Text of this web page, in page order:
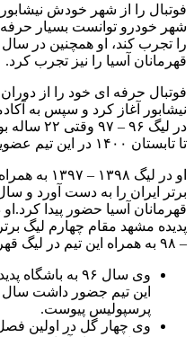
فوتبال را از شهر خودش نیشابور
شهر خودرو توانست بسیار
قهرمانان آسیا را نیز تجرب کرد.
فوتبال حرفه ای خود را از
نیشابور آغاز کرد و سپس به
در لیگ ۹۶
تا تابستان ۱۴۰۰ در این تیم عضویت داشت.
او در لیگ
– ۹۸ به همراه این تیم در لیگ قهرمانان آسیا حضور پیدا کرد
وی سال ۹۶ به
پرسپولیس پیوست.
وی چهار گل در اولین